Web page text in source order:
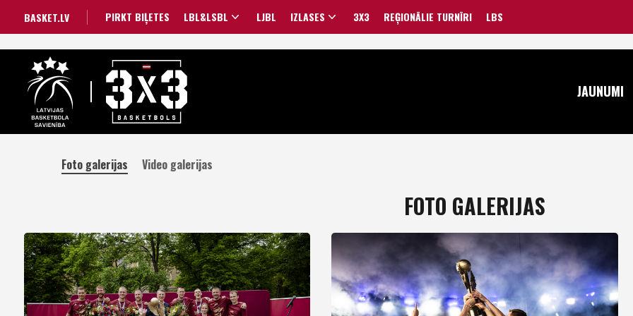
BASKET.LV PIRKT BIĻETES LBL&LSBL LJBL IZLASES 3X3 REĢIONĀLIE TURNĪRI LBS
JAUNUMI
Foto galerijas Video galerijas
FOTO GALERIJAS